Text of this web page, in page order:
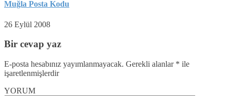
Muğla Posta Kodu
26 Eylül 2008
Bir cevap yaz
E-posta hesabınız yayımlanmayacak. Gerekli alanlar * ile
işaretlenmişlerdir
YORUM